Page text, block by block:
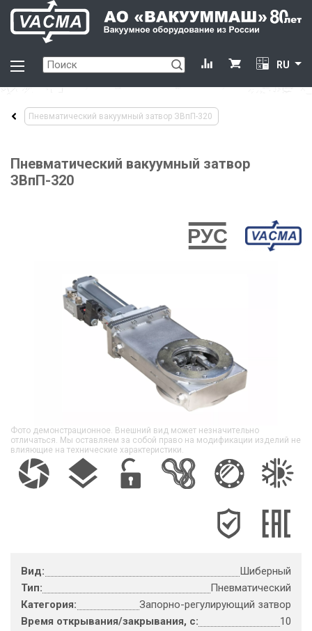
RU
Пневматический вакуумный затвор ЗВпП-320
Пневматический вакуумный затвор
ЗВпП-320
Фото демонстрационное. Внешний вид может незначительно
отличаться. Мы оставляем за собой право на модификации изделий не
влияющие на технические характеристики.
Вид:
Шиберный
Тип:
Пневматический
Категория:
Запорно-регулирующий затвор
Время открывания/закрывания, с:
10